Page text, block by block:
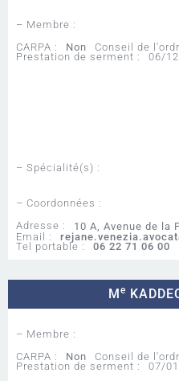
– Membre :
CARPA :
Non Conseil de
Prestation de serment :
06/
– Spécialité(s) :
– Coordonnées :
Adresse :
10 A, Avenue de la
Email :
Tel portable :
06 22 71 06 00
Me
– Membre :
CARPA :
Non Conseil de
Prestation de serment :
07/